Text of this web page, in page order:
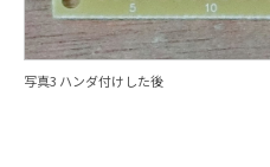
写真3 ハンダ付けした後